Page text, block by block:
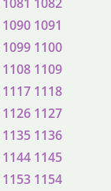
1090 1091
1099 1100
1108 1109
1117 1118
1126 1127
1135 1136
1144 1145
1153 1154